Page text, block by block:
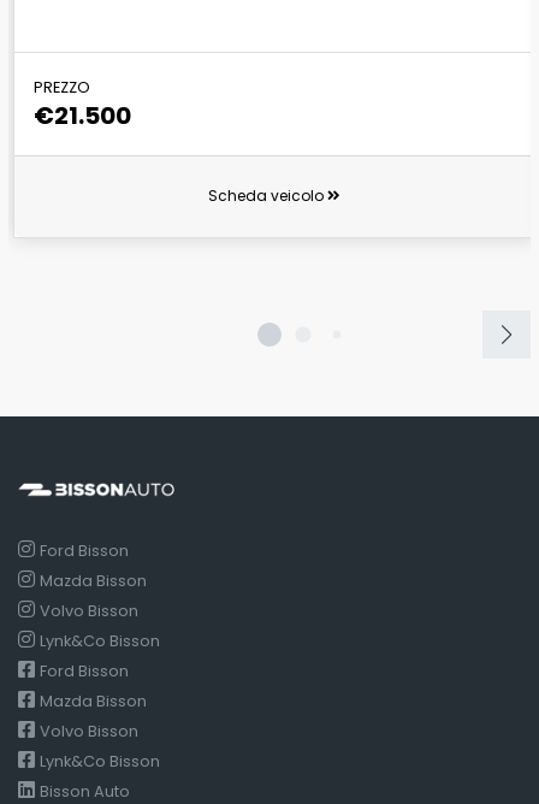
PREZZO
€21.500
Scheda veicolo
Ford Bisson
Mazda Bisson
Volvo Bisson
Lynk&Co Bisson
Ford Bisson
Mazda Bisson
Volvo Bisson
Lynk&Co Bisson
Bisson Auto